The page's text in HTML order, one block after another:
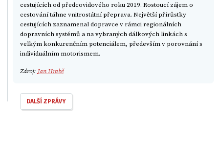
cestujících od předcovidového roku 2019. Rostoucí zájem o
cestování táhne vnitrostátní přeprava. Největší přírůstky
cestujících zaznamenal dopravce v rámci regionálních
dopravních systémů a na vybraných dálkových linkách s
velkým konkurenčním potenciálem, především v porovnání s
individuálním motorismem.
Zdroj: Jan Hrabě
DALŠÍ ZPRÁVY